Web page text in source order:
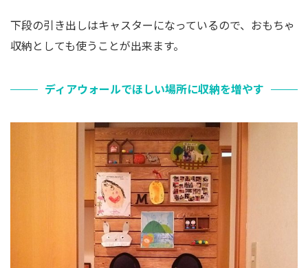
下段の引き出しはキャスターになっているので、おもちゃ
収納としても使うことが出来ます。
ディアウォールでほしい場所に収納を増やす